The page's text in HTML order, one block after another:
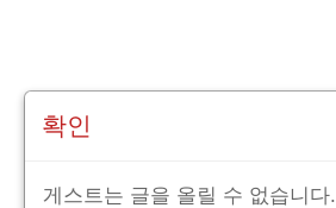
확인
게스트는 글을 올릴 수 없습니다.